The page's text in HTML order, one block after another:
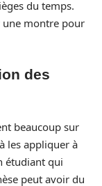
du temps.
une montre pour
des
beaucoup sur
les appliquer à
étudiant qui
peut avoir du